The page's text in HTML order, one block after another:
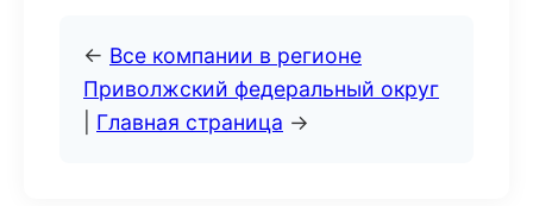
← Все компании в регионе
Приволжский федеральный округ
Главная страница →